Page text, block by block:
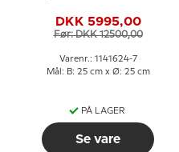
Copenhagen
DKK 5995,00
Før: DKK 12500,00
Varenr.: 1141624-7
Mål: B: 25 cm x Ø: 25 cm
PÅ LAGER
Se vare